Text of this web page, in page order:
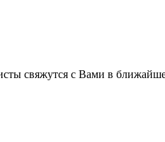
свяжутся с Вами в